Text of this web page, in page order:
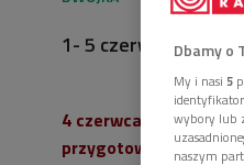
1- 5 czerwca 2009,
4 czerwca mija 20.
przygotowaliśmy dla
Dbamy o
My i nasi 5
wybory lub
naszym